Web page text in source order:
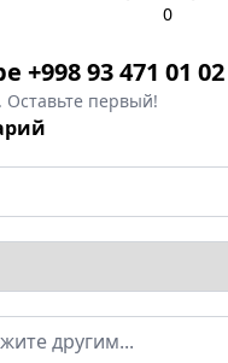
0
93 471 01 02
Оставьте первый!